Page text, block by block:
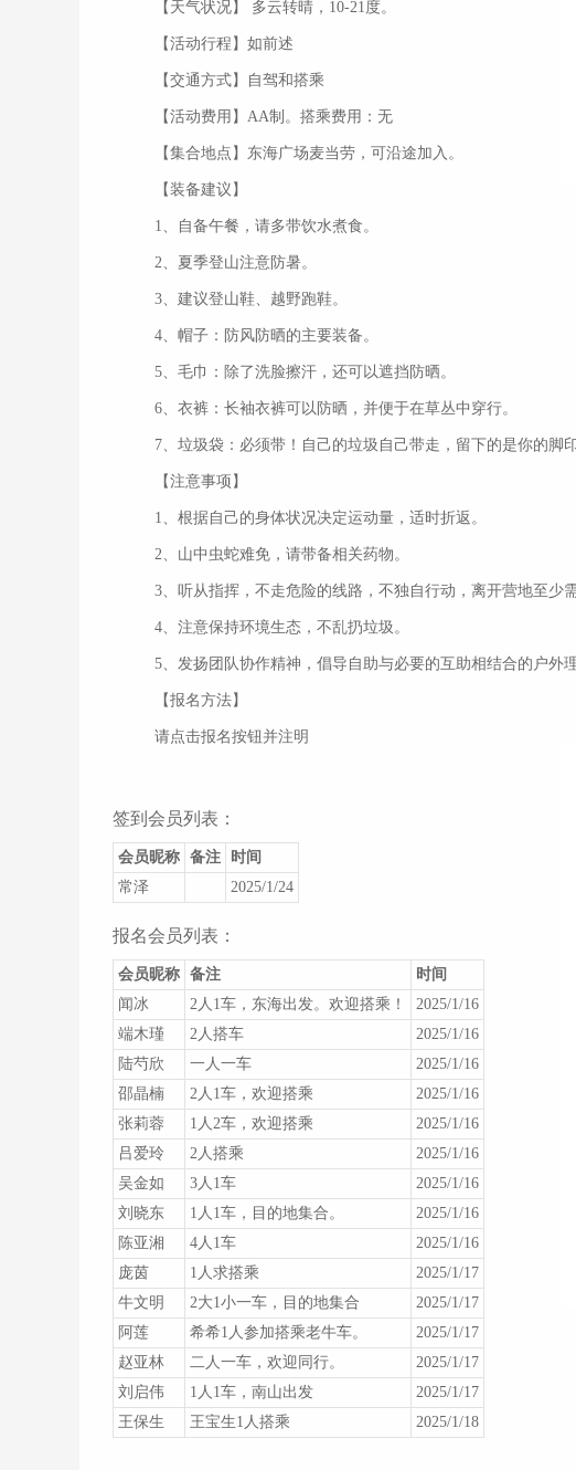
【天气状况】 多云转晴，10-21度。
【活动行程】如前述
【交通方式】自驾和搭乘
【活动费用】AA制。搭乘费用：无
【集合地点】东海广场麦当劳，可沿途加入。
【装备建议】
1、自备午餐，请多带饮水煮食。
2、夏季登山注意防暑。
3、建议登山鞋、越野跑鞋。
4、帽子：防风防晒的主要装备。
5、毛巾：除了洗脸擦汗，还可以遮挡防晒。
6、衣裤：长袖衣裤可以防晒，并便于在草丛中穿行。
7、垃圾袋：必须带！自己的垃圾自己带走，留下的是你的脚
【注意事项】
1、根据自己的身体状况决定运动量，适时折返。
2、山中虫蛇难免，请带备相关药物。
3、听从指挥，不走危险的线路，不独自行动，离开营地至少
4、注意保持环境生态，不乱扔垃圾。
5、发扬团队协作精神，倡导自助与必要的互助相结合的户外理
【报名方法】
请点击报名按钮并注明
签到会员列表：
会员昵称 备注
时间
常泽
2025/1/24
报名会员列表：
会员昵称 备注
时间
闻冰
2人1车，东海出发。欢迎搭乘！
2025/1/16
端木瑾
2人搭车
2025/1/16
陆芍欣
一人一车
2025/1/16
邵晶楠
2人1车，欢迎搭乘
2025/1/16
张莉蓉
1人2车，欢迎搭乘
2025/1/16
吕爱玲
2人搭乘
2025/1/16
吴金如
3人1车
2025/1/16
刘晓东
1人1车，目的地集合。
2025/1/16
陈亚湘
4人1车
2025/1/16
庞茵
1人求搭乘
2025/1/17
牛文明
2大1小一车，目的地集合
2025/1/17
阿莲
希希1人参加搭乘老牛车。
2025/1/17
赵亚林
二人一车，欢迎同行。
2025/1/17
刘启伟
1人1车，南山出发
2025/1/17
王保生
王宝生1人搭乘 2025/1/18